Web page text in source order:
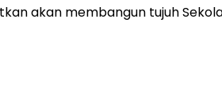
akan membangun tujuh